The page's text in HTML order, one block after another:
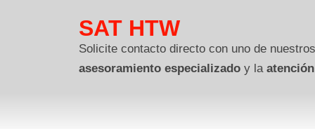
SAT HTW
Solicite contacto directo con uno de
asesoramiento especializado y la